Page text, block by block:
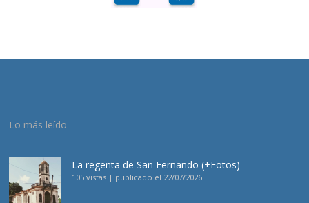
Lo más leído
La regenta de San Fernando (+Fotos)
105 vistas | publicado el 22/07/2026